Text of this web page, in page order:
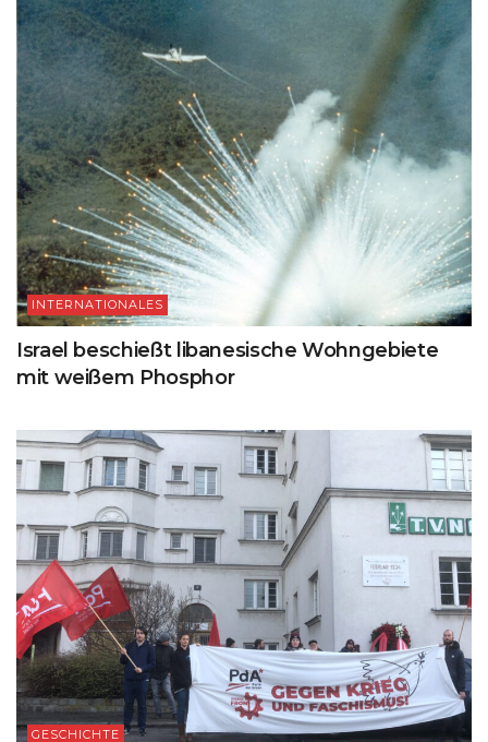
INTERNATIONALES
Israel beschießt libanesische Wohngebiete
mit weißem Phosphor
GESCHICHTE